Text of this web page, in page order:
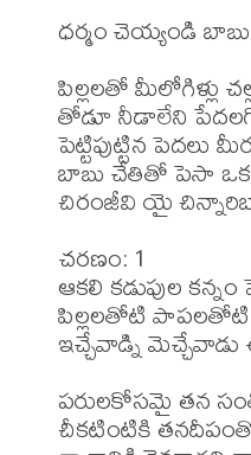
ధర్మం చెయ్యండి
పిల్లలతో మీలోగిళ్లు
తోడూ నీడాలేని
పెట్టిపుట్టిన పెదలు
బాబు చేతితో పెసా
చిరంజీవి యై
చరణం: 1
ఆకలి కడుపుల
పిల్లలతోటి పాపలతోటి
ఇచ్చేవాడ్ని
పరులకోసమై తన
చీకటింటికి